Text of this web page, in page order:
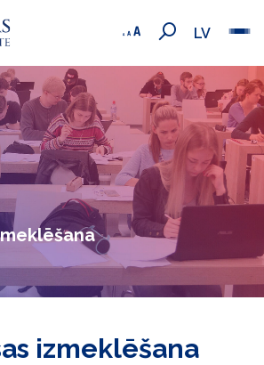
LV
izmeklēšana